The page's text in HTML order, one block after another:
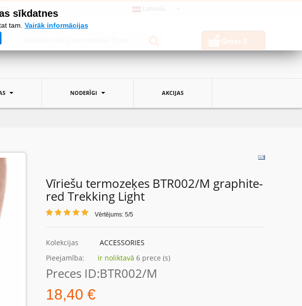
sīkdatnes
tam. Vairāk informācijas
Grozs 0
NODERĪGI AKCIJAS
Vīriešu termozeķes BTR002/M graphite-
red Trekking Light
Vērtējums: 5/5
Kolekcijas
ACCESSORIES
Pieejamība:
ir noliktavā 6 prece (s)
Preces ID:BTR002/M
18,40 €